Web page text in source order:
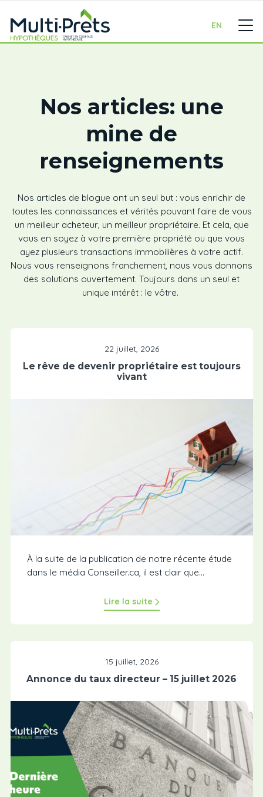
EN
Nos articles: une
mine de
renseignements
Nos articles de blogue ont un seul but : vous enrichir de
toutes les connaissances et vérités pouvant faire de vous
un meilleur acheteur, un meilleur propriétaire. Et cela, que
vous en soyez à votre première propriété ou que vous
ayez plusieurs transactions immobilières à votre actif.
Nous vous renseignons franchement, nous vous donnons
des solutions ouvertement. Toujours dans un seul et
unique intérêt : le vôtre.
22 juillet, 2026
Le rêve de devenir propriétaire est toujours
vivant
À la suite de la publication de notre récente étude
dans le média Conseiller.ca, il est clair que...
Lire la suite
15 juillet, 2026
Annonce du taux directeur – 15 juillet 2026